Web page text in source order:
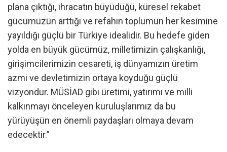
plana çıktığı, ihracatın büyüdüğü, küresel rekabet
gücümüzün arttığı ve refahın toplumun her kesimine
yayıldığı güçlü bir Türkiye idealidir. Bu hedefe giden
yolda en büyük gücümüz, milletimizin çalışkanlığı,
girişimcilerimizin cesareti, iş dünyamızın üretim
azmi ve devletimizin ortaya koyduğu güçlü
vizyondur. MÜSİAD gibi üretimi, yatırımı ve milli
kalkınmayı önceleyen kuruluşlarımız da bu
yürüyüşün en önemli paydaşları olmaya devam
edecektir.”